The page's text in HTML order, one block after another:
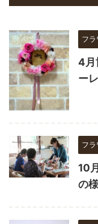
フ
4月
ー
フ
10
の